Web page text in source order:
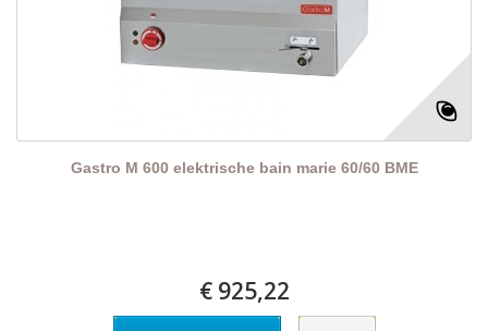
Gastro M 600 elektrische bain marie 60/60 BME
€ 925,22